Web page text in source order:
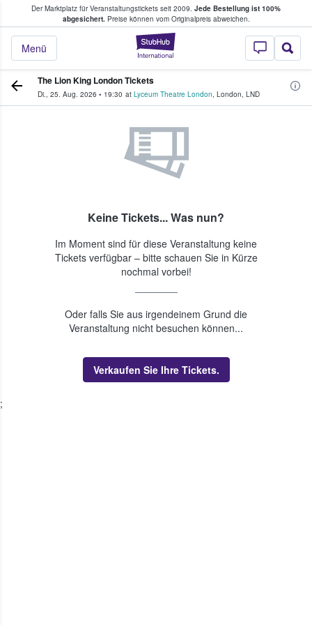
Der Marktplatz für Veranstaltungstickets seit 2009. Jede Bestellung ist 100%
abgesichert.Preise können vom Originalpreis abweichen.
StubHub - Wo
Menü
Tickets kaufen & verkaufen
The Lion King London Tickets
Di., 25. Aug. 2026 • 19:30 at Lyceum Theatre London, London, LND
Keine Tickets... Was nun?
Im Moment sind für diese Veranstaltung keine
Tickets verfügbar – bitte schauen Sie in Kürze
nochmal vorbei!
Oder falls Sie aus irgendeinem Grund die
Veranstaltung nicht besuchen können...
Verkaufen Sie Ihre Tickets.
;